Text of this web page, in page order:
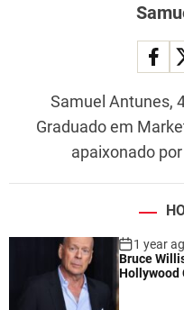
Samuel Antunes,
Graduado em
apaixonado
1 year
Bruce
Hollywood